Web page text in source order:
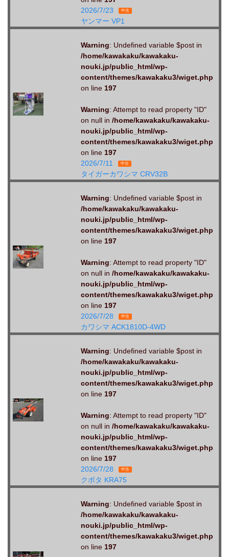
2026/7/23
中古
ヤンマー VP1
Warning: Undefined variable $post in
/home/kawakaku/kawakaku-
nouki.jp/public_html/wp-
content/themes/kawakaku3/wiget.php
on line 197
Warning: Attempt to read property "ID"
on null in /home/kawakaku/kawakaku-
nouki.jp/public_html/wp-
content/themes/kawakaku3/wiget.php
on line 197
2026/7/11
中古
タイガーカワシマ CRV32B
Warning: Undefined variable $post in
/home/kawakaku/kawakaku-
nouki.jp/public_html/wp-
content/themes/kawakaku3/wiget.php
on line 197
Warning: Attempt to read property "ID"
on null in /home/kawakaku/kawakaku-
nouki.jp/public_html/wp-
content/themes/kawakaku3/wiget.php
on line 197
2026/7/28
中古
カワシマ ACK1810D-4WD
Warning: Undefined variable $post in
/home/kawakaku/kawakaku-
nouki.jp/public_html/wp-
content/themes/kawakaku3/wiget.php
on line 197
Warning: Attempt to read property "ID"
on null in /home/kawakaku/kawakaku-
nouki.jp/public_html/wp-
content/themes/kawakaku3/wiget.php
on line 197
2026/7/28
中古
クボタ KRA75
Warning: Undefined variable $post in
/home/kawakaku/kawakaku-
nouki.jp/public_html/wp-
content/themes/kawakaku3/wiget.php
on line 197